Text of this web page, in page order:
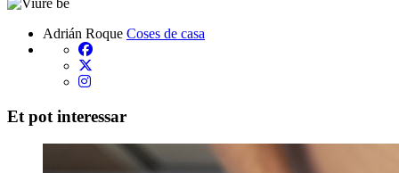
Adrián Roque Coses de casa
Et pot interessar